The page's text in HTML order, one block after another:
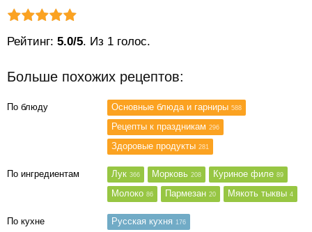
Рейтинг статьи:
Рейтинг: 5.0/5. Из 1 голос.
Больше похожих рецептов:
По блюду Основные блюда и гарниры 588
Рецепты к праздникам 296
Здоровые продукты 281
По ингредиентам Лук 366 Морковь 208 Куриное филе 89
Молоко 86 Пармезан 20 Мякоть тыквы 4
По кухне Русская кухня 176